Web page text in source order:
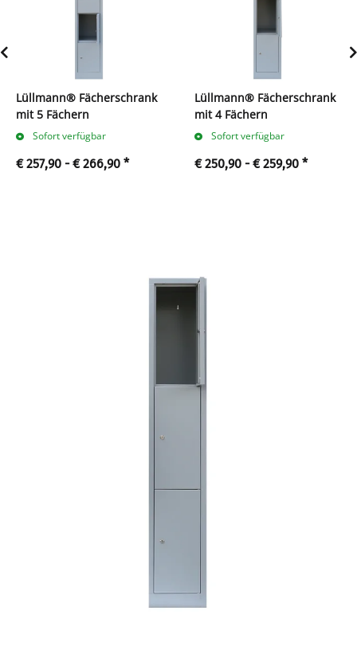
Lüllmann® Fächerschrank
mit 5 Fächern
Sofort verfügbar
€ 257,90 -€ 266,90 *
Lüllmann® Fächerschrank
mit 4 Fächern
Sofort verfügbar
€ 250,90 -€ 259,90 *